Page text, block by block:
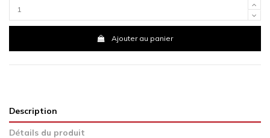
Ajouter au panier
Description
Détails du produit